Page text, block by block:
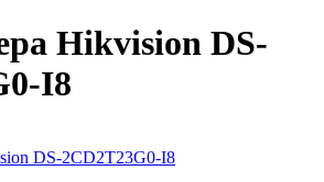
Hikvision DS-
I8